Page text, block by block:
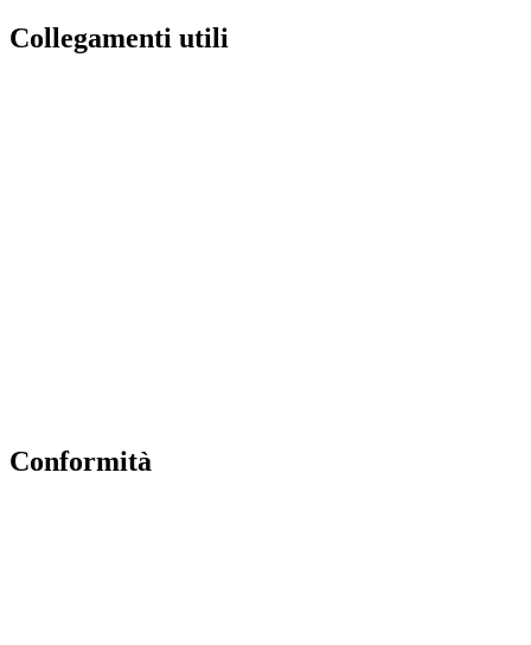
Collegamenti utili
Conformità